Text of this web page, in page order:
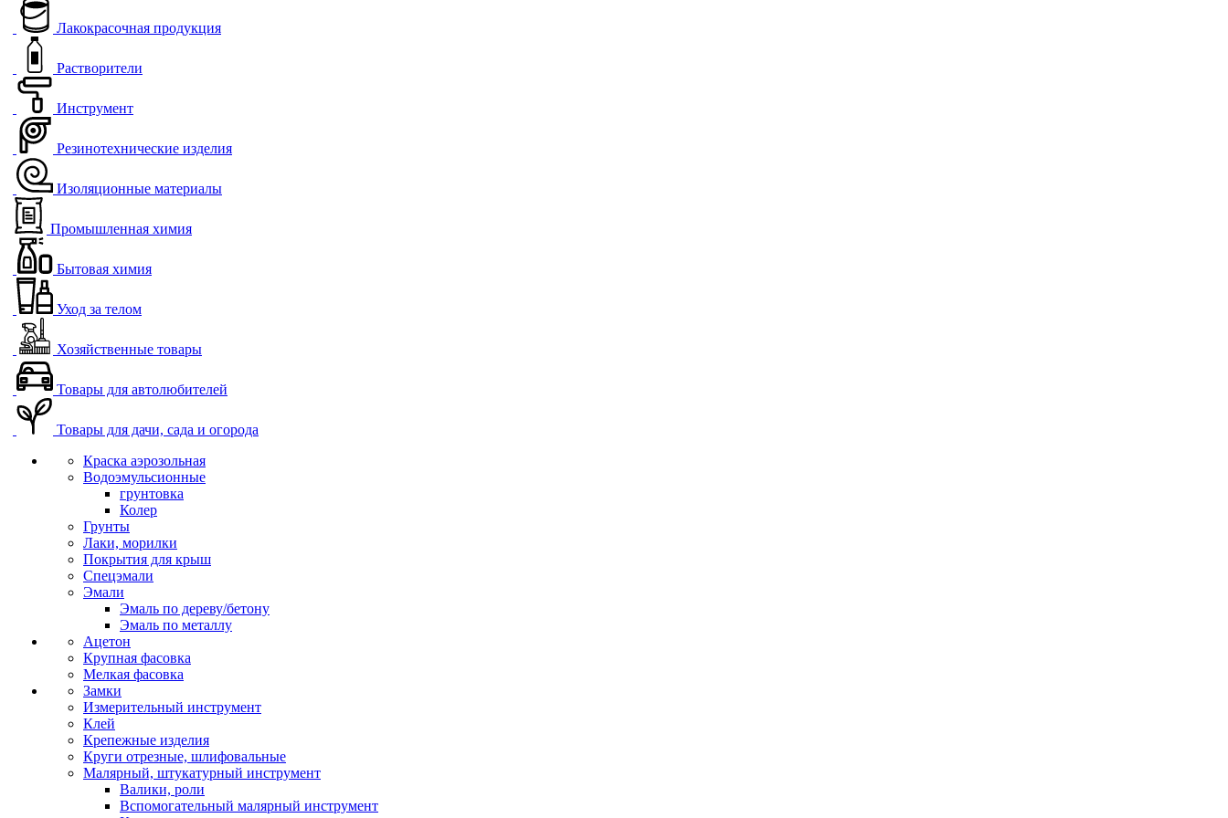
Лакокрасочная продукция
Растворители
Инструмент
Резинотехнические изделия
Изоляционные материалы
Промышленная химия
Бытовая химия
Уход за телом
Хозяйственные товары
Товары для автолюбителей
Товары для дачи, сада и огорода
Краска аэрозольная
Водоэмульсионные
грунтовка
Колер
Грунты
Лаки, морилки
Покрытия для крыш
Спецэмали
Эмали
Эмаль по дереву/бетону
Эмаль по металлу
Ацетон
Крупная фасовка
Мелкая фасовка
Замки
Измерительный инструмент
Клей
Крепежные изделия
Круги отрезные, шлифовальные
Малярный, штукатурный инструмент
Валики, роли
Вспомогательный малярный инструмент